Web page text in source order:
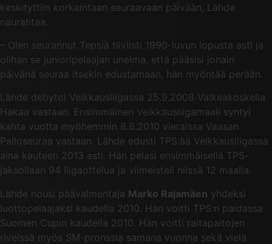
keskityttiin korkeintaan seuraavaan päivään, Lähde
naurahtaa.
– Olen seurannut Tepsiä tiiviisti 1990-luvun lopusta asti ja
olihan se junioripelaajan unelma, että pääsisi jonain
päivänä seuraa itsekin edustamaan, hän myöntää perään.
Lähde debytoi Veikkausliigassa 25.9.2008 Valkeakoskella
Hakaa vastaan. Ensimmäinen Veikkausliigamaali syntyi
kahta vuotta myöhemmin 8.8.2010 vieraissa Vaasan
Palloseuraa vastaan. Lähde edusti TPS:ää Veikkausliigassa
aina kauteen 2013 asti. Hän pelasi ensimmäisellä TPS-
jaksollaan 94 liigaottelua ja viimeisteli niissä 12 maalia.
Lähde nousi päävalmentaja Marko Rajamäen yhdeksi
luottopelaajaksi kaudella 2010. Hän voitti TPS:n paidassa
Suomen Cupin kaudella 2010. Hän voitti raitapaitojen
riveissä myös SM-pronssia samana vuonna sekä vielä